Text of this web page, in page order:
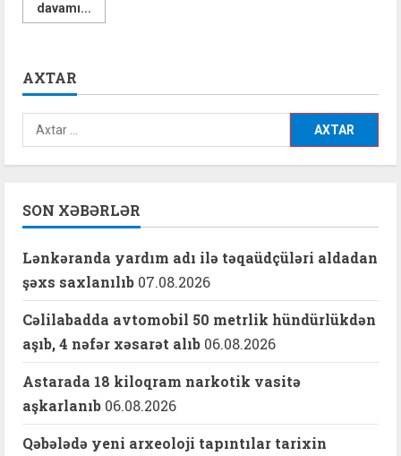
davamı...
more
tutulmasına
AXTAR
Axtarış:
SON XƏBƏRLƏR
Lənkəranda yardım adı ilə təqaüdçüləri aldadan
şəxs saxlanılıb 07.08.2026
Cəlilabadda avtomobil 50 metrlik hündürlükdən
aşıb, 4 nəfər xəsarət alıb 06.08.2026
Astarada 18 kiloqram narkotik vasitə
aşkarlanıb 06.08.2026
Qəbələdə yeni arxeoloji tapıntılar tarixin